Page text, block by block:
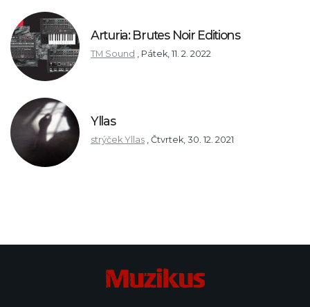
Arturia: Brutes Noir Editions
TM Sound , Pátek, 11. 2. 2022
Yllas
strýček Yllas , Čtvrtek, 30. 12. 2021